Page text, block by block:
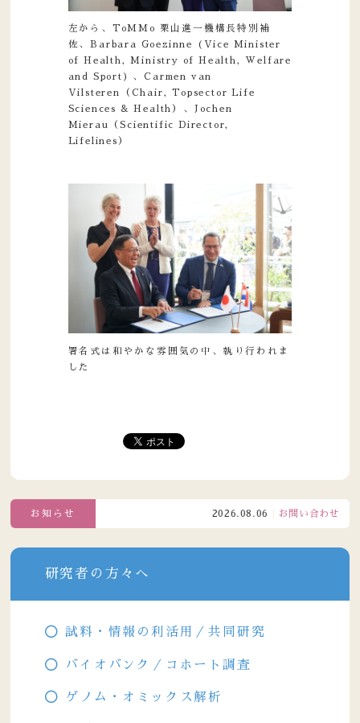
左から、ToMMo 栗山進一機構長特別補
佐、Barbara Goezinne (Vice Minister
of Health, Ministry of Health, Welfare
and Sport) 、Carmen van
Vilsteren（Chair, Topsector Life
Sciences & Health）、Jochen
Mierau（Scientific Director,
Lifelines）
署名式は和やかな雰囲気の中、執り行われま
した
お知らせ 2026.08.06 お問い合わせ窓
研究者の方々へ
試料・情報の利活用／共同研究
バイオバンク／コホート調査
ゲノム・オミックス解析